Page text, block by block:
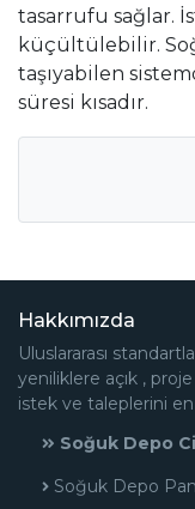
tasarrufu sağlar.
küçültülebilir.
taşıyabilen
süresi kısadır.
Hakkımızda
Uluslararası
yeniliklere açık ,
istek ve taleplerini en
Soğuk Depo
Soğuk Depo